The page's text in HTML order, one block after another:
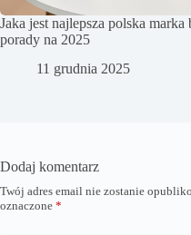
Jaka jest najlepsza polska
porady na 2025
11 grudnia 2025
Dodaj komentarz
Twój adres email nie zostanie
oznaczone *